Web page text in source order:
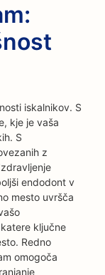
iskalnikov. S
kje je vaša
S
z
endodont v
mesto uvršča
ključne
Redno
omogoča